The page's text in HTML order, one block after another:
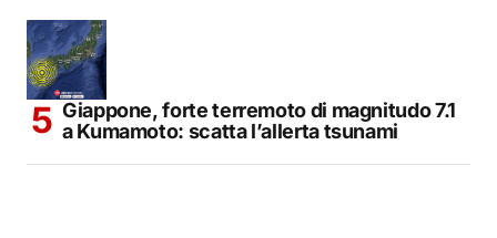
Giappone, forte terremoto di magnitudo 7.1
a Kumamoto: scatta l’allerta tsunami